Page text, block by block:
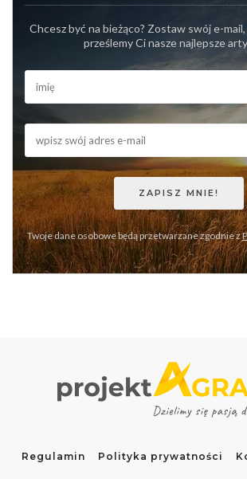
Chcesz być na bieżąco? Zostaw swój e-
prześlemy Ci nasze najlepsze
Twoje dane osobowe będą przetwarzane zgodnie z
Regulamin Polityka prywatności